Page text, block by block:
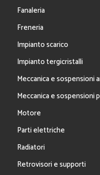
Fanaleria
Freneria
Impianto scarico
Impianto tergicristalli
Meccanica e sospensioni
Meccanica e sospensioni
Motore
Parti elettriche
Radiatori
Retrovisori e supporti